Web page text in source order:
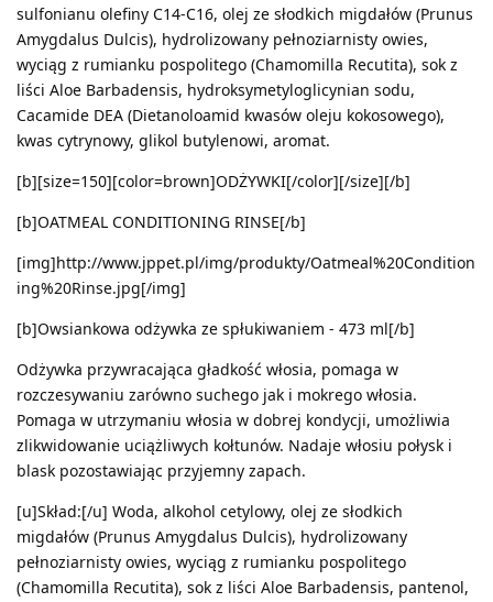
sulfonianu olefiny C14-C16, olej ze słodkich migdałów (Prunus
Amygdalus Dulcis), hydrolizowany pełnoziarnisty owies,
wyciąg z rumianku pospolitego (Chamomilla Recutita), sok z
liści Aloe Barbadensis, hydroksymetyloglicynian sodu,
Cacamide DEA (Dietanoloamid kwasów oleju kokosowego),
kwas cytrynowy, glikol butylenowi, aromat.
[b][size=150][color=brown]ODŻYWKI[/color][/size][/b]
[b]OATMEAL CONDITIONING RINSE[/b]
[img]http://www.jppet.pl/img/produkty/Oatmeal%20Condition
ing%20Rinse.jpg[/img]
[b]Owsiankowa odżywka ze spłukiwaniem - 473 ml[/b]
Odżywka przywracająca gładkość włosia, pomaga w
rozczesywaniu zarówno suchego jak i mokrego włosia.
Pomaga w utrzymaniu włosia w dobrej kondycji, umożliwia
zlikwidowanie uciążliwych kołtunów. Nadaje włosiu połysk i
blask pozostawiając przyjemny zapach.
[u]Skład:[/u] Woda, alkohol cetylowy, olej ze słodkich
migdałów (Prunus Amygdalus Dulcis), hydrolizowany
pełnoziarnisty owies, wyciąg z rumianku pospolitego
(Chamomilla Recutita), sok z liści Aloe Barbadensis, pantenol,